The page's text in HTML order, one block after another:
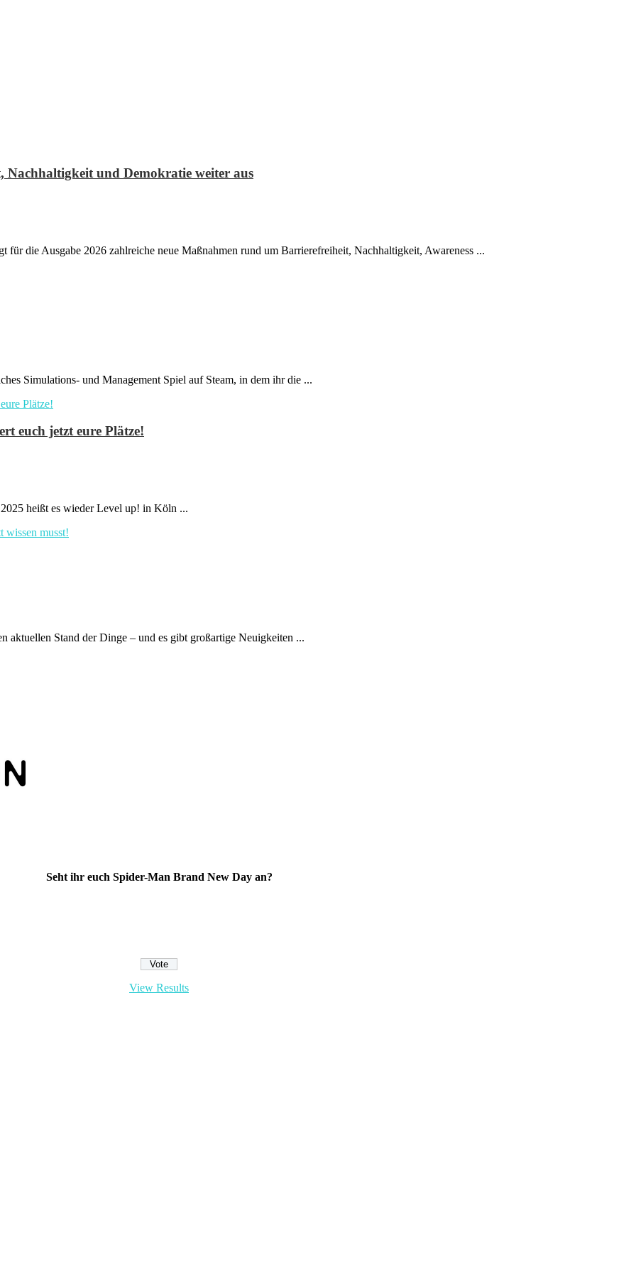
Nachhaltigkeit und Demokratie weiter aus
für die Ausgabe 2026 zahlreiche neue Maßnahmen rund um Barrierefreiheit, Nachhaltigkeit, Awareness ...
Simulations- und Management Spiel auf Steam, in dem ihr die ...
euch jetzt eure Plätze!
heißt es wieder Level up! in Köln ...
Stand der Dinge – und es gibt großartige Neuigkeiten ...
Seht ihr euch Spider-Man Brand New Day an?
View Results